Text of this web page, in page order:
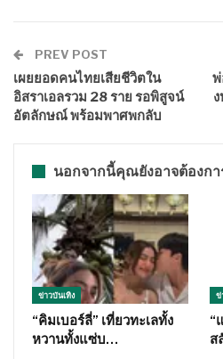
PREV POST
เผยยอดคนไทยเสียชีวิตใน
อิสราเอลรวม 28 ราย รอพิสูจน์
อัตลักษณ์ พร้อมพาศพกลับ
พ่
นอกจากนี้คุณยังอาจต้องกา
ข่าวบันเทิง
“คิมเบอร์ลี่” เที่ยวทะเลทั้ง
หวานทั้งแซ่บ…
ข่
“
ส